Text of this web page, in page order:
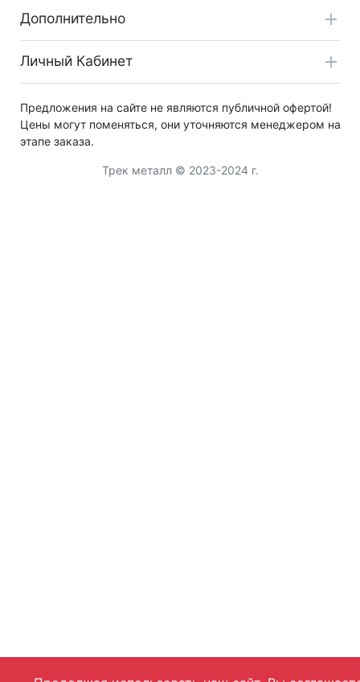
Дополнительно
Личный Кабинет
Предложения на сайте не являются публичной офертой!
Цены могут поменяться, они уточняются менеджером на
этапе заказа.
Трек металл © 2023-2024 г.